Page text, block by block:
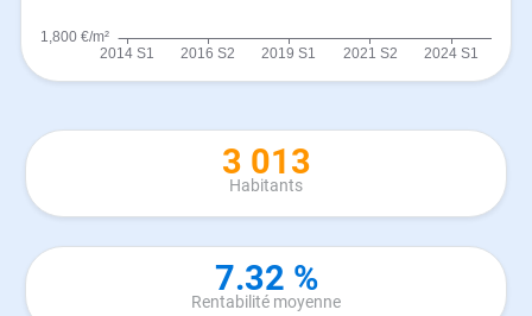
3 013
Habitants
7.32 %
Rentabilité moyenne